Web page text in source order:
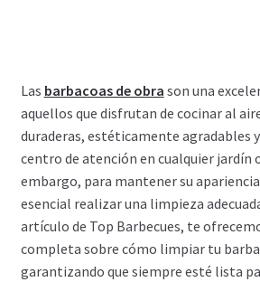
Las barbacoas de obra son una
aquellos que disfrutan de cocinar al
duraderas, estéticamente agradables
centro de atención en cualquier jardín
embargo, para mantener su
esencial realizar una limpieza
artículo de Top Barbecues, te
completa sobre cómo limpiar tu
garantizando que siempre esté lista